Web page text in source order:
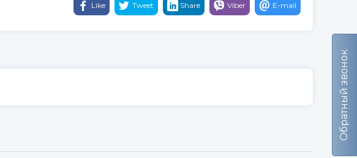
Like Tweet Share Viber E-mail
Обратный звонок